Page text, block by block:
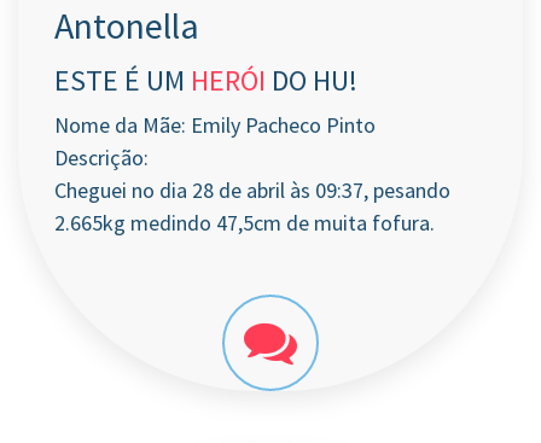
Antonella
ESTE É UM HERÓI DO HU!
Nome da Mãe: Emily Pacheco Pinto
Descrição:
Cheguei no dia 28 de abril às 09:37, pesando
2.665kg medindo 47,5cm de muita fofura.